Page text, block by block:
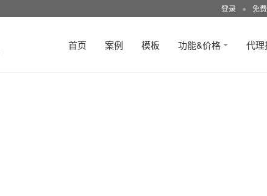
登录 ● 免
首页 案例 模板 功能&价格 代理